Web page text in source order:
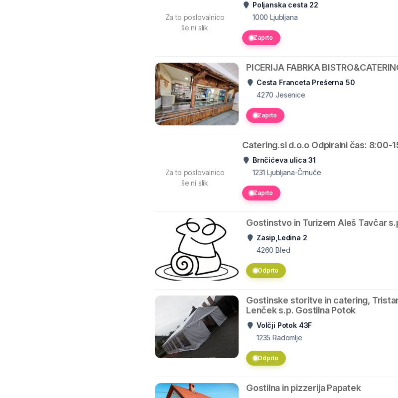
Za to poslovalnico
še ni slik
Poljanska cesta 22
1000 Ljubljana
Zaprto
PICERIJA FABRKA
Cesta Franceta Prešerna 50
4270 Jesenice
Zaprto
Za to poslovalnico
še ni slik
Catering.si d.o.o Odpiralni čas: 8:00-
Brnčićeva ulica 31
1231 Ljubljana-Črnuče
Zaprto
Gostinstvo in Turizem Aleš Tavčar
Zasip,Ledina 2
4260 Bled
Odprto
Gostinske storitve in catering,
Lenček s.p. Gostilna Potok
Volčji Potok 43F
1235 Radomlje
Odprto
Gostilna in pizzerija Papatek